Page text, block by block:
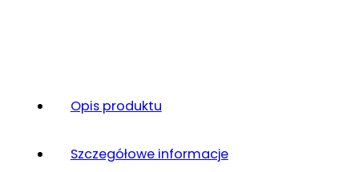
Opis produktu
Szczegółowe informacje